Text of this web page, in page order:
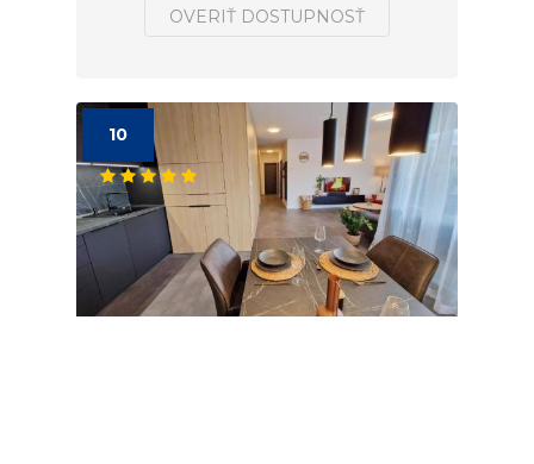
OVERIŤ DOSTUPNOSŤ
10